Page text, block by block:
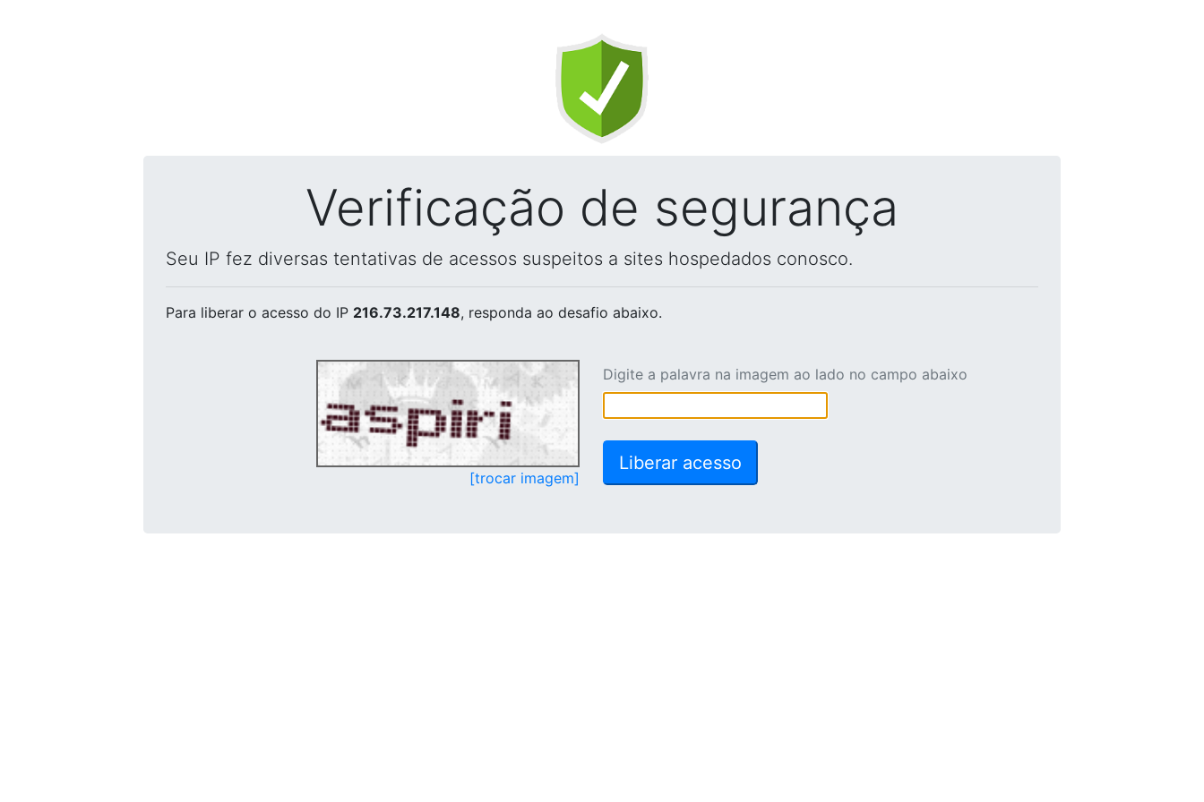
Verificação de segurança
Seu IP fez diversas tentativas de acessos suspeitos a sites hospedados conosco.
Para liberar o acesso do IP 216.73.217.148, responda ao desafio abaixo.
[trocar imagem]
Digite a palavra na imagem ao lado no campo abaixo